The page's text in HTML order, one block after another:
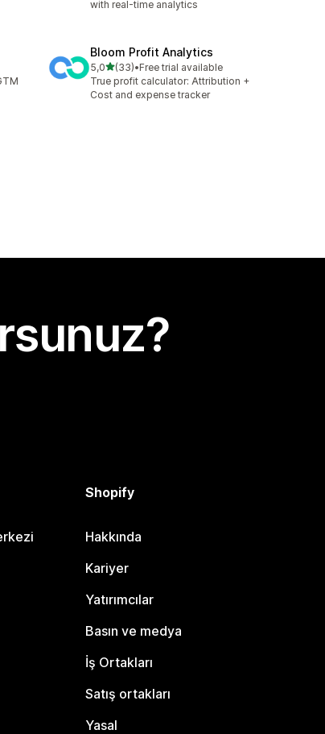
with real-time analytics
Bloom Profit Analytics
5,05 yıldız üzerinden
(33)
toplam 33 değerlendirme
•Free trial available
True profit calculator: Attribution +
Cost and expense tracker
Shopify
Hakkında
Kariyer
Yatırımcılar
Basın ve medya
İş Ortakları
Satış ortakları
Yasal